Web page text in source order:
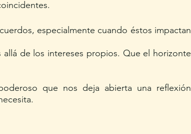
especialmente cuando éstos impactan
de los intereses propios. Que el horizonte
que nos deja abierta una reflexión